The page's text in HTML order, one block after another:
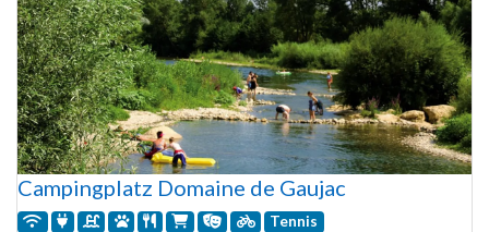
Campingplatz Domaine de Gaujac
Tennis